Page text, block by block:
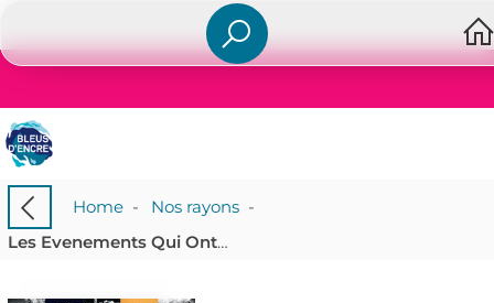
Home- Nos rayons-
Les Evenements Qui Ont Marque L'histoire En 100 Photos